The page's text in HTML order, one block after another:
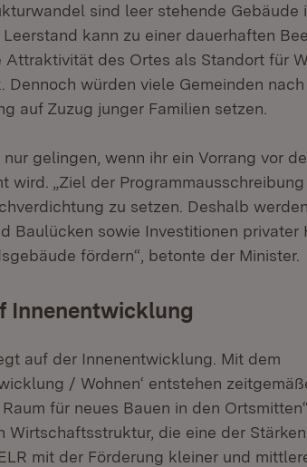
sind leer stehende Gebäude
kann zu einer dauerhaften
des Ortes als Standort für
Dennoch würden viele Gemeinden
auf Zuzug junger Familien setzen.
gelingen, wenn ihr ein Vorrang vor
„Ziel der Programmausschreibung
zu setzen. Deshalb
Baulücken sowie Investitionen privater
fördern“, betonte der Minister.
Innenentwicklung
auf der Innenentwicklung. Mit dem
/ Wohnen‘ entstehen
für neues Bauen in den
Wirtschaftsstruktur, die eine der
mit der Förderung kleiner und